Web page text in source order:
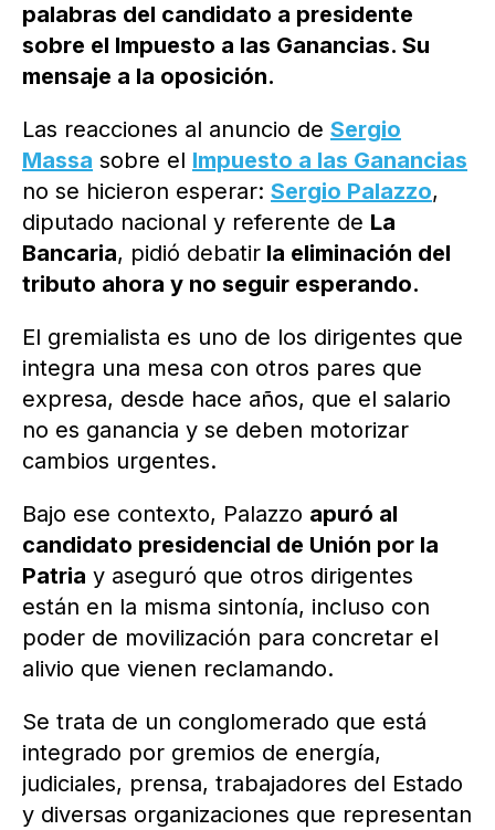
palabras del candidato a presidente
sobre el Impuesto a las Ganancias. Su
mensaje a la oposición.
Las reacciones al anuncio de Sergio
Massa sobre el Impuesto a las Ganancias
no se hicieron esperar: Sergio Palazzo,
diputado nacional y referente de La
Bancaria, pidió debatir la eliminación del
tributo ahora y no seguir esperando.
El gremialista es uno de los dirigentes que
integra una mesa con otros pares que
expresa, desde hace años, que el salario
no es ganancia y se deben motorizar
cambios urgentes.
Bajo ese contexto, Palazzo apuró al
candidato presidencial de Unión por la
Patria y aseguró que otros dirigentes
están en la misma sintonía, incluso con
poder de movilización para concretar el
alivio que vienen reclamando.
Se trata de un conglomerado que está
integrado por gremios de energía,
judiciales, prensa, trabajadores del Estado
y diversas organizaciones que representan